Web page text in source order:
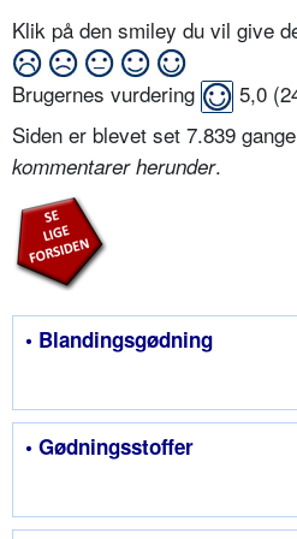
Klik på den smiley du vil give
Brugernes vurdering 5,0 (
Siden er blevet set 7.839
kommentarer herunder.
• Blandings­gødning
• Gødningsstoffer